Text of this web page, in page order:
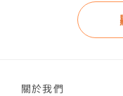
關於我們